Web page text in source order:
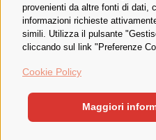
provenienti da altre fonti di dati,
informazioni richieste
simili. Utilizza il pulsante
cliccando sul link "Preferenze
Cookie Policy
Maggiori